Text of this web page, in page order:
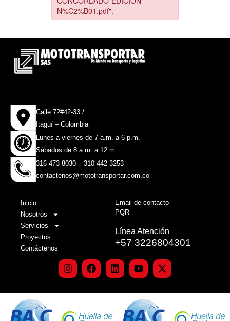
Calle 72#42-33 /
Itagüí – Colombia
Lunes a viernes de 7 a.m. a 6 p.m.
Sábados de 8 a.m. a 12 m.
316 473 8030 – 310 442 3253
contactenos@mototransportar.com.co
Inicio
Nosotros
Servicios
Proyectos
Contáctenos
Email de contacto
PQR
Línea Atención
+57 3226804301